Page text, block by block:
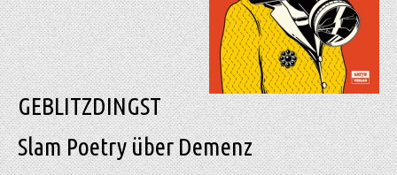
GEBLITZDINGST
Slam Poetry über Demenz